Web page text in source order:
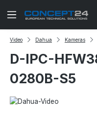
Zum Hauptinhalt springen
Video Dahua Kameras
D-IPC-
0280B-S5